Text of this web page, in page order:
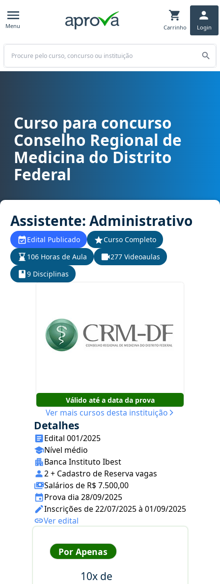
Menu Carrinho Login
Buscar
Curso para concurso CRM DF - Conselho Regional de Medicina
Curso para concurso
Conselho Regional de
Medicina do Distrito
Federal
Assistente: Administrativo
Edital Publicado
Curso Completo
106 Horas de Aula
277 Videoaulas
9 Disciplinas
Válido até a data da prova
Ver mais cursos desta instituição
Detalhes
Edital 001/2025
Nível médio
Banca Instituto Ibest
2 + Cadastro de Reserva vagas
Salários de R$ 7.500,00
Prova dia 28/09/2025
Inscrições de 22/07/2025 à 01/09/2025
Ver edital
Por Apenas
10x de